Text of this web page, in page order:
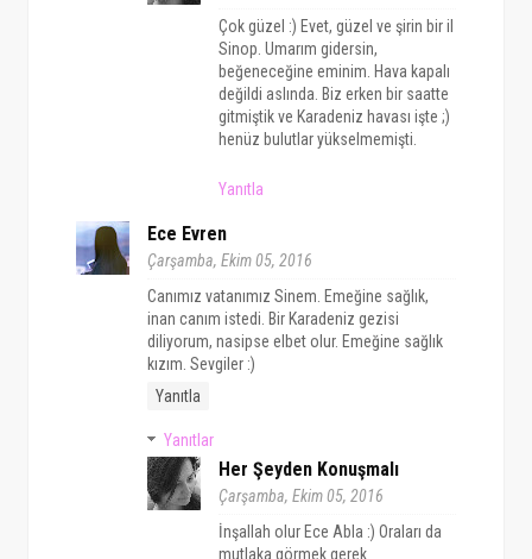
Çok güzel :) Evet, güzel ve şirin bir il
Sinop. Umarım gidersin,
beğeneceğine eminim. Hava kapalı
değildi aslında. Biz erken bir saatte
gitmiştik ve Karadeniz havası işte ;)
henüz bulutlar yükselmemişti.
Yanıtla
Ece Evren
Çarşamba, Ekim 05, 2016
Canımız vatanımız Sinem. Emeğine sağlık,
inan canım istedi. Bir Karadeniz gezisi
diliyorum, nasipse elbet olur. Emeğine sağlık
kızım. Sevgiler :)
Yanıtla
Yanıtlar
Her Şeyden Konuşmalı
Çarşamba, Ekim 05, 2016
İnşallah olur Ece Abla :) Oraları da
mutlaka görmek gerek.